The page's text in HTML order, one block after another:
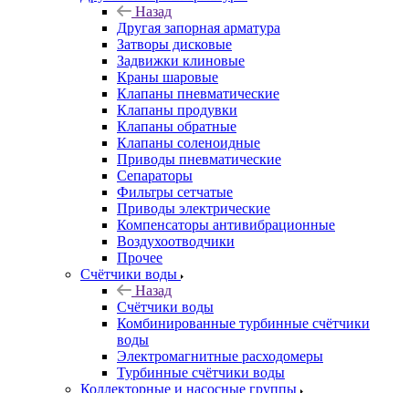
Назад
Другая запорная арматура
Затворы дисковые
Задвижки клиновые
Краны шаровые
Клапаны пневматические
Клапаны продувки
Клапаны обратные
Клапаны соленоидные
Приводы пневматические
Сепараторы
Фильтры сетчатые
Приводы электрические
Компенсаторы антивибрационные
Воздухоотводчики
Прочее
Счётчики воды
Назад
Счётчики воды
Комбинированные турбинные счётчики
воды
Электромагнитные расходомеры
Турбинные счётчики воды
Коллекторные и насосные группы